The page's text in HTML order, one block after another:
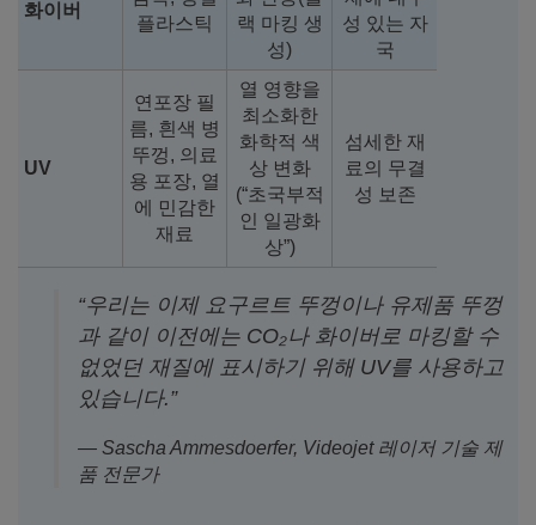
화이버
플라스틱
랙 마킹 생
성)
성 있는 자
국
UV
연포장 필
름, 흰색 병
뚜껑, 의료
용 포장, 열
에 민감한
재료
열 영향을
최소화한
화학적 색
상 변화
(“초국부적
인 일광화
상”)
섬세한 재
료의 무결
성 보존
“우리는 이제 요구르트 뚜껑이나 유제품 뚜껑
과 같이 이전에는 CO₂나 화이버로 마킹할 수
없었던 재질에 표시하기 위해 UV를 사용하고
있습니다.”
— Sascha Ammesdoerfer, Videojet 레이저 기술 제
품 전문가